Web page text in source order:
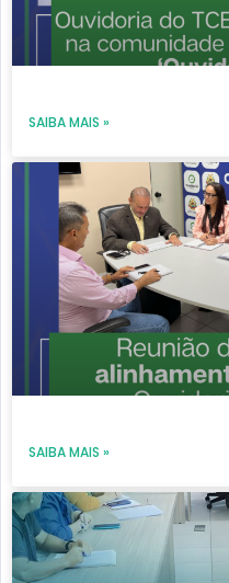
SAIBA MAIS »
SAIBA MAIS »